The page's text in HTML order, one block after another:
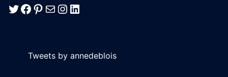
Twitter
Facebook
Pinterest
E-mailInstagram
LinkedIn
Tweets by annedeblois